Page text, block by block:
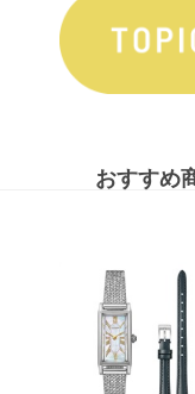
おすすめ